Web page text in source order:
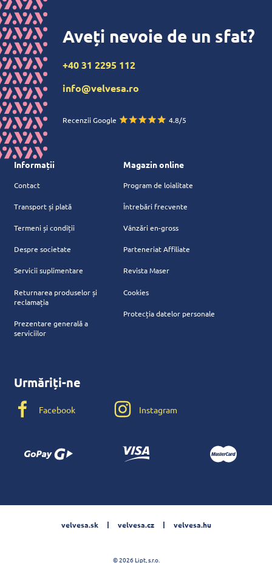
Aveți nevoie de un sfat?
+40 31 2295 112
info@velvesa.ro
Recenzii Google 4.8/5
Informații
Contact
Transport și plată
Termeni și condiții
Despre societate
Servicii suplimentare
Returnarea produselor și
reclamația
Prezentare generală a
serviciilor
Magazin online
Program de loialitate
Întrebări frecvente
Vânzări en-gross
Parteneriat Affiliate
Revista Maser
Cookies
Protecția datelor personale
Urmăriți-ne
Facebook Instagram
© 2026 Lipt, s.r.o.
velvesa.sk velvesa.cz velvesa.hu